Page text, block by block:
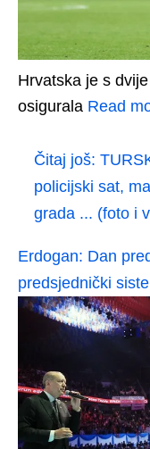
Hrvatska je s
osigurala Read
Čitaj još:
policijski sat,
grada ... (foto i
Erdogan: Dan
predsjednički